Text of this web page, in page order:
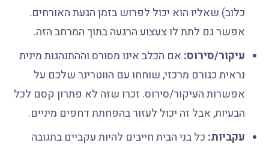
כלוב) שאליו הוא יכול לפרוש בזמן הגעת האורחים.
אפשר גם לתת לו צעצוע הרגעה בתוך המרחב הזה.
עיקור/סירוס:אם הכלב אינו מסורס וההתנהגות מינית
נראית כגורם מרכזי, שוחחו עם הווטרינר שלכם על
אפשרות העיקור/סירוס. זכרו שזה לא פתרון קסם לכל
הבעיות, אבל זה יכול לעזור בהפחתת דחפים מיניים.
עקביות:כל בני הבית חייבים להיות עקביים בתגובה